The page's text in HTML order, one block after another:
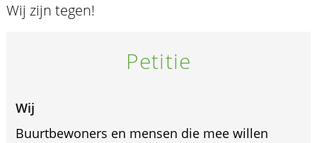
Wij zijn tegen!
Petitie
Wij
Buurtbewoners en mensen die mee willen